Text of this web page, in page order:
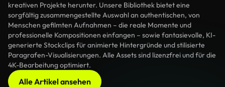
kreativen Projekte herunter. Unsere Bibliothek bietet eine
sorgfältig zusammengestellte Auswahl an authentischen, von
Menschen gefilmten Aufnahmen – die reale Momente und
professionelle Kompositionen einfangen – sowie fantasievolle, KI-
generierte Stockclips für animierte Hintergründe und stilisierte
Paragrafen-Visualisierungen. Alle Assets sind lizenzfrei und für die
4K-Bearbeitung optimiert.
Alle Artikel ansehen